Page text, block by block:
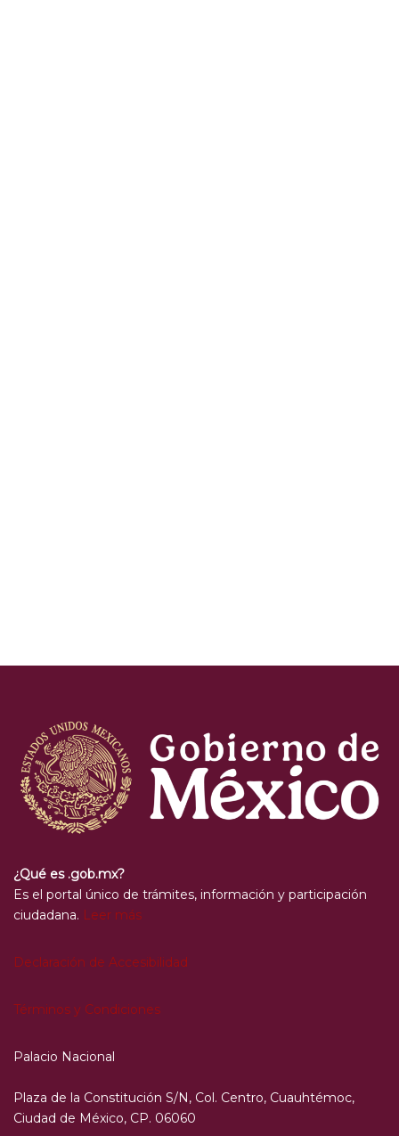
¿Qué es .gob.mx?
Es el portal único de trámites, información y participación
ciudadana. Leer más
Declaración de Accesibilidad
Términos y Condiciones
Palacio Nacional
Plaza de la Constitución S/N, Col. Centro, Cuauhtémoc,
Ciudad de México, CP. 06060